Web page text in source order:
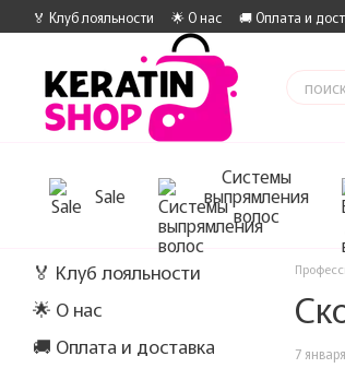
Перейти к основному контенту
🏅 Клуб лояльности 🌟 О нас 🚚 Оплата и
Sale
Системы
выпрямления
волос
7
🏅 Клуб лояльности
🌟 О нас
🚚 Оплата и доставка